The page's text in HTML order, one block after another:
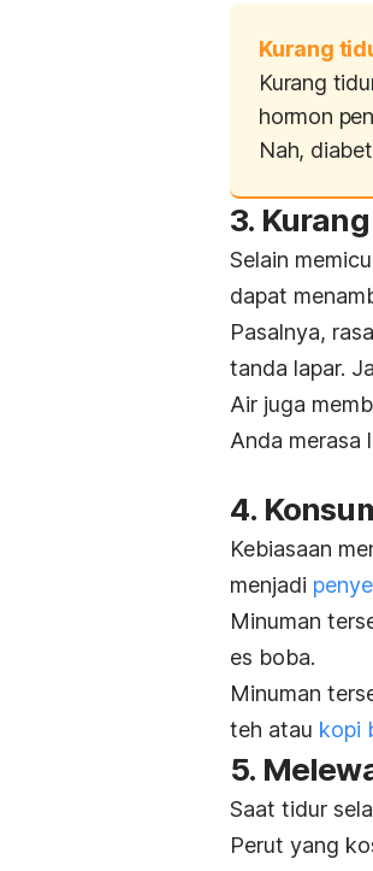
Kurang
Kurang
hormon
Nah,
3.
Selain memicu
dapat
Pasalnya,
tanda lapar.
Air juga
Anda merasa
4.
Kebiasaan
menjadi
Minuman
es boba.
Minuman
teh atau kopi
5.
Saat tidur
Perut yang